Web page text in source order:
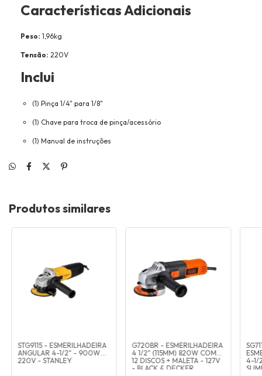
Características Adicionais
Peso: 1,96kg
Tensão: 220V
Inclui
(1) Pinça 1/4" para 1/8"
(1) Chave para troca de pinça/acessório
(1) Manual de instruções
Produtos similares
STG9115 - ESMERILHADEIRA
ANGULAR 4-1/2" - 900W
220V - STANLEY
G720BR - ESMERILHADEIRA
4 1/2" (115MM) 820W COM
12 DISCOS + MALETA - 127V
- BLACK & DECKER
4-1/